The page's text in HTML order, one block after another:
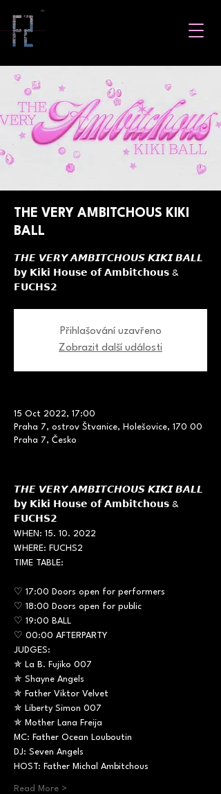
THE VERY AMBITCHOUS KIKI
BALL
𝙏𝙃𝙀 𝙑𝙀𝙍𝙔 𝘼𝙈𝘽𝙄𝙏𝘾𝙃𝙊𝙐𝙎 𝙆𝙄𝙆𝙄 𝘽𝘼𝙇𝙇
𝗯𝘆 𝗞𝗶𝗸𝗶 𝗛𝗼𝘂𝘀𝗲 𝗼𝗳 𝗔𝗺𝗯𝗶𝘁𝗰𝗵𝗼𝘂𝘀 &
𝗙𝗨𝗖𝗛𝗦𝟮
Přihlašování uzavřeno
Zobrazit další události
15 Oct 2022, 17:00
Praha 7, ostrov Štvanice, Holešovice, 170 00
Praha 7, Česko
𝙏𝙃𝙀 𝙑𝙀𝙍𝙔 𝘼𝙈𝘽𝙄𝙏𝘾𝙃𝙊𝙐𝙎 𝙆𝙄𝙆𝙄 𝘽𝘼𝙇𝙇
𝗯𝘆 𝗞𝗶𝗸𝗶 𝗛𝗼𝘂𝘀𝗲 𝗼𝗳 𝗔𝗺𝗯𝗶𝘁𝗰𝗵𝗼𝘂𝘀 &
𝗙𝗨𝗖𝗛𝗦𝟮
WHEN: 15. 10. 2022
WHERE: FUCHS2
♡ 17:00 Doors open for performers
♡ 18:00 Doors open for public
♡ 19:00 BALL
♡ 00:00 AFTERPARTY
JUDGES:
✯ La B. Fujiko 007
✯ Shayne Angels
✯ Father Viktor Velvet
✯ Liberty Simon 007
✯ Mother Lana Freija
MC: Father Ocean Louboutin
DJ: Seven Angels
HOST: Father Michal Ambitchous
Read More >